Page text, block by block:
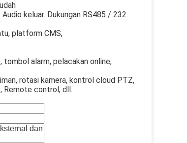
keluar. Dukungan RS485 / 232.
platform CMS,
tombol alarm, pelacakan online,
rotasi kamera, kontrol cloud PTZ,
Remote control, dll.
dan